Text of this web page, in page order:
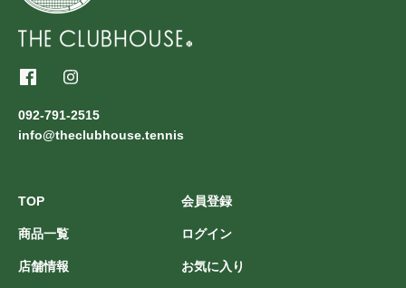
092-791-2515
info@theclubhouse.tennis
TOP
商品一覧
店舗情報
会員登録
ログイン
お気に入り